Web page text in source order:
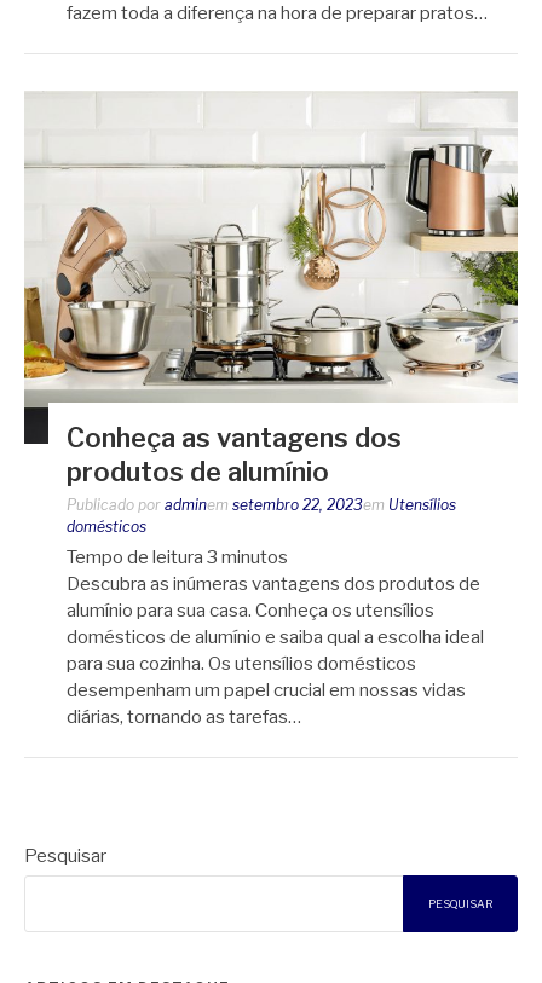
fazem toda a diferença na hora de preparar pratos…
Conheça as vantagens dos
produtos de alumínio
Publicado por adminem setembro 22, 2023em Utensílios
domésticos
Tempo de leitura 3 minutos
Descubra as inúmeras vantagens dos produtos de
alumínio para sua casa. Conheça os utensílios
domésticos de alumínio e saiba qual a escolha ideal
para sua cozinha. Os utensílios domésticos
desempenham um papel crucial em nossas vidas
diárias, tornando as tarefas…
Pesquisar
PESQUISAR